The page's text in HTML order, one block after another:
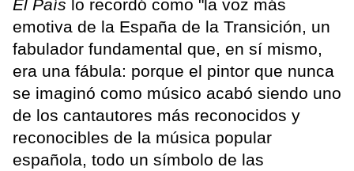
El País lo recordó como "la voz más
emotiva de la España de la Transición, un
fabulador fundamental que, en sí mismo,
era una fábula: porque el pintor que nunca
se imaginó como músico acabó siendo uno
de los cantautores más reconocidos y
reconocibles de la música popular
española, todo un símbolo de las